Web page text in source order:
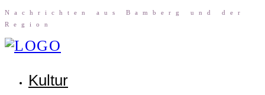
Nach­rich­ten aus Bam­berg und der
Region
Kul­tur